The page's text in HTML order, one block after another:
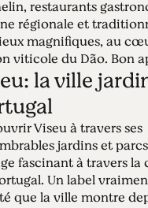
restaurants
régionale et
magnifiques, au
viticole du Dão. Bon
la ville
Viseu à travers ses
jardins et
fascinant à travers
Un label
que la ville montre